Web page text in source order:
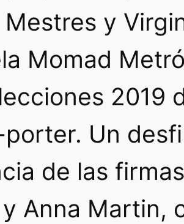
Mestres y
Momad
2019
Un
de las
Anna Martin,